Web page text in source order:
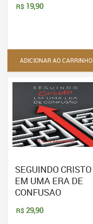
R$ 19,90
ADICIONAR AO CARRINHO
SEGUINDO CRISTO
EM UMA ERA DE
CONFUSAO
R$ 29,90